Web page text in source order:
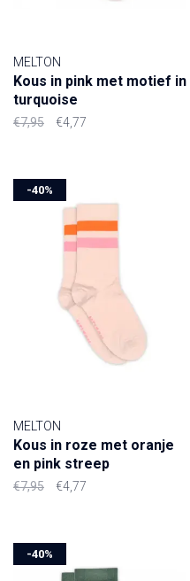
MELTON
Kous in pink met motief in
turquoise
€7,95 €4,77
-40%
MELTON
Kous in roze met oranje
en pink streep
€7,95 €4,77
-40%